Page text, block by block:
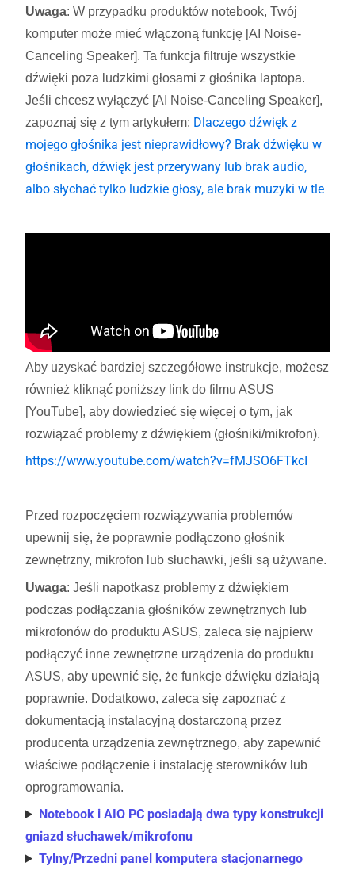
Uwaga: W przypadku produktów notebook, Twój
komputer może mieć włączoną funkcję [AI Noise-
Canceling Speaker]. Ta funkcja filtruje wszystkie
dźwięki poza ludzkimi głosami z głośnika laptopa.
Jeśli chcesz wyłączyć [AI Noise-Canceling Speaker],
zapoznaj się z tym artykułem: Dlaczego dźwięk z
mojego głośnika jest nieprawidłowy? Brak dźwięku w
głośnikach, dźwięk jest przerywany lub brak audio,
albo słychać tylko ludzkie głosy, ale brak muzyki w tle
Aby uzyskać bardziej szczegółowe instrukcje, możesz
również kliknąć poniższy link do filmu ASUS
[YouTube], aby dowiedzieć się więcej o tym, jak
rozwiązać problemy z dźwiękiem (głośniki/mikrofon).
https://www.youtube.com/watch?v=fMJSO6FTkcI
Przed rozpoczęciem rozwiązywania problemów
upewnij się, że poprawnie podłączono głośnik
zewnętrzny, mikrofon lub słuchawki, jeśli są używane.
Uwaga: Jeśli napotkasz problemy z dźwiękiem
podczas podłączania głośników zewnętrznych lub
mikrofonów do produktu ASUS, zaleca się najpierw
podłączyć inne zewnętrzne urządzenia do produktu
ASUS, aby upewnić się, że funkcje dźwięku działają
poprawnie. Dodatkowo, zaleca się zapoznać z
dokumentacją instalacyjną dostarczoną przez
producenta urządzenia zewnętrznego, aby zapewnić
właściwe podłączenie i instalację sterowników lub
oprogramowania.
Notebook i AIO PC posiadają dwa typy konstrukcji
gniazd słuchawek/mikrofonu
Tylny/Przedni panel komputera stacjonarnego